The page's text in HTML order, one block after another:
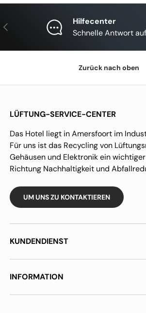
Vorherige
Hilfecenter
Schnelle Antwort
Zurück nach oben
LÜFTUNG-SERVICE-CENTER
Das Hotel liegt in Amersfoort im
Für uns ist das Recycling von
Gehäusen und Elektronik ein
Richtung Nachhaltigkeit und
UM UNS ZU KONTAKTIEREN
KUNDENDIENST
INFORMATION